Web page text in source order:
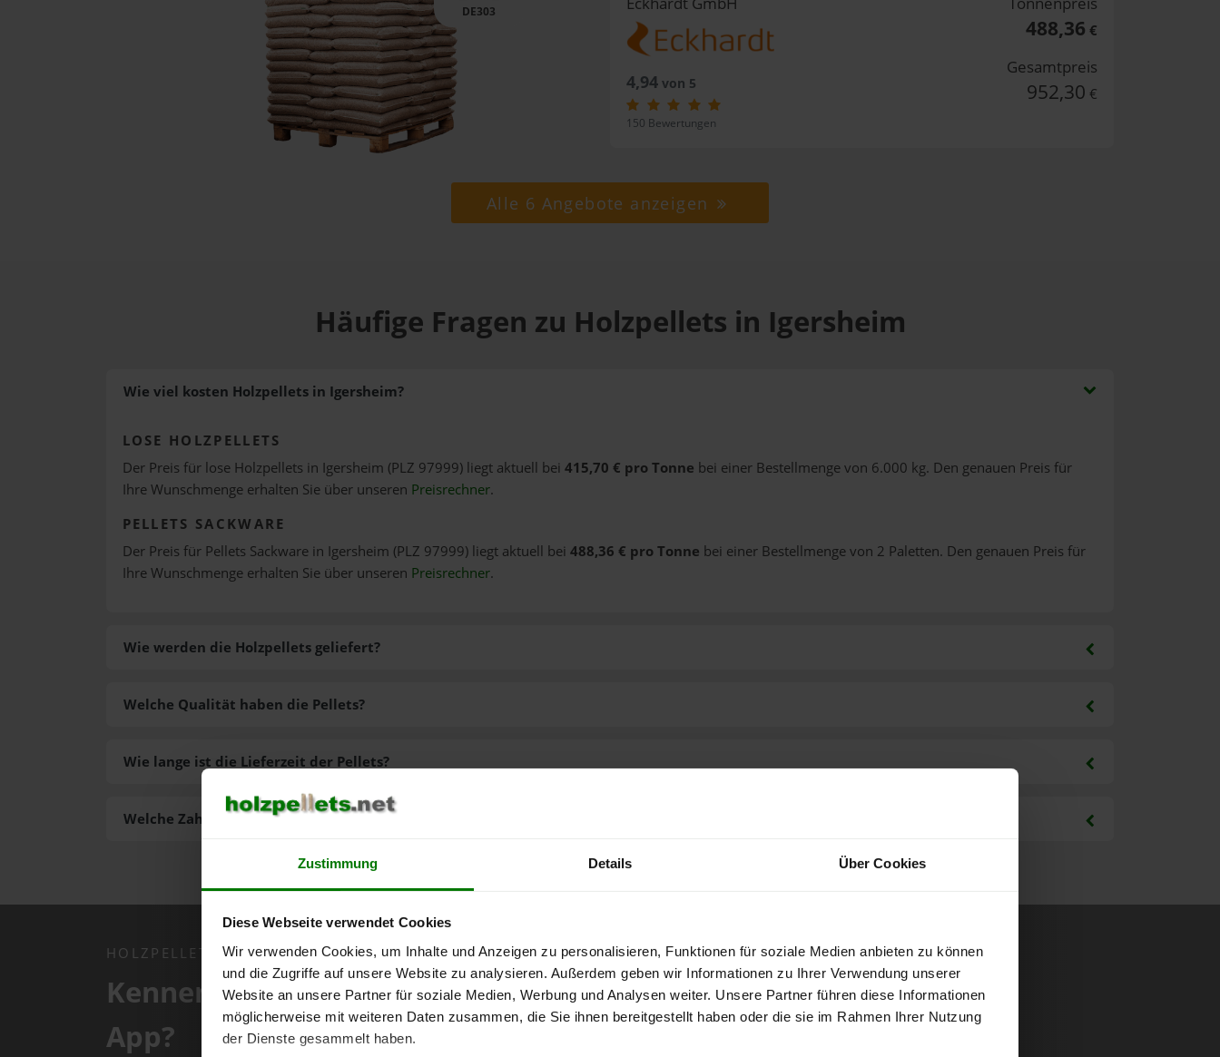
Zustimmung Details Über Cookies
Diese Webseite verwendet Cookies
Wir verwenden Cookies, um Inhalte und Anzeigen zu personalisieren, Funktionen für soziale Medien anbieten zu können
und die Zugriffe auf unsere Website zu analysieren. Außerdem geben wir Informationen zu Ihrer Verwendung unserer
Website an unsere Partner für soziale Medien, Werbung und Analysen weiter. Unsere Partner führen diese Informationen
möglicherweise mit weiteren Daten zusammen, die Sie ihnen bereitgestellt haben oder die sie im Rahmen Ihrer Nutzung
der Dienste gesammelt haben.
DE303
4,94von 5
150 Bewertungen
488,36 €
Gesamtpreis
952,30 €
Alle 6 Angebote anzeigen
Häufige Fragen zu Holzpellets in Igersheim
Wie viel kosten Holzpellets in Igersheim?
LOSE HOLZPELLETS
Der Preis für lose Holzpellets in Igersheim (PLZ 97999) liegt aktuell bei 415,70 € pro Tonne bei einer Bestellmenge von 6.000 kg. Den genauen Preis für
Ihre Wunschmenge erhalten Sie über unseren Preisrechner.
PELLETS SACKWARE
Der Preis für Pellets Sackware in Igersheim (PLZ 97999) liegt aktuell bei 488,36 € pro Tonne bei einer Bestellmenge von 2 Paletten. Den genauen Preis für
Ihre Wunschmenge erhalten Sie über unseren Preisrechner.
Wie werden die Holzpellets geliefert?
Welche Zahlungsarten gibt es?
Welche Qualität haben die Pellets?
Wie lange ist die Lieferzeit der Pellets?
HOLZPELLETS.NET APP
Kennen Sie schon unsere kostenlose
App?